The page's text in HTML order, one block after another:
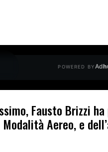
POWERED BYAd
Fausto Brizzi
Aereo, e